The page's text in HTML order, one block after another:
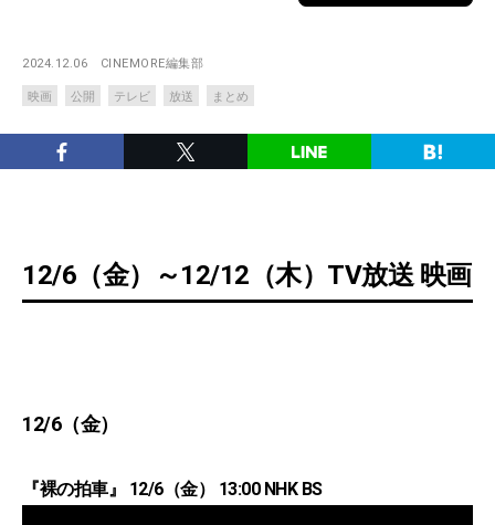
2024.12.06 CINEMORE編集部
映画 公開 テレビ 放送 まとめ
12/6（金）～12/12（木）TV放送 映画
12/6（金）
『裸の拍車』 12/6（金） 13:00 NHK BS